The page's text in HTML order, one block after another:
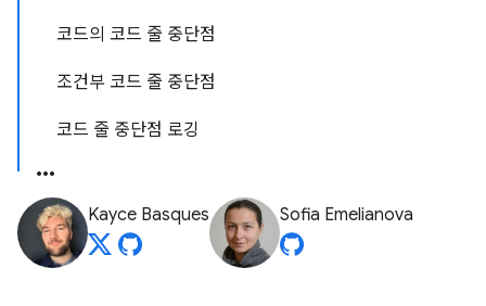
코드의 코드 줄 중단점
조건부 코드 줄 중단점
코드 줄 중단점 로깅
Kayce Basques Sofia Emelianova